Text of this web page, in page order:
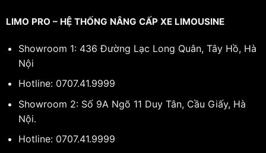
LIMO PRO – HỆ THỐNG NÂNG CẤP XE LIMOUSINE
Showroom 1: 436 Đường Lạc Long Quân, Tây Hồ, Hà
Nội
Hotline: 0707.41.9999
Showroom 2: Số 9A Ngõ 11 Duy Tân, Cầu Giấy, Hà
Nội.
Hotline: 0707.41.9999